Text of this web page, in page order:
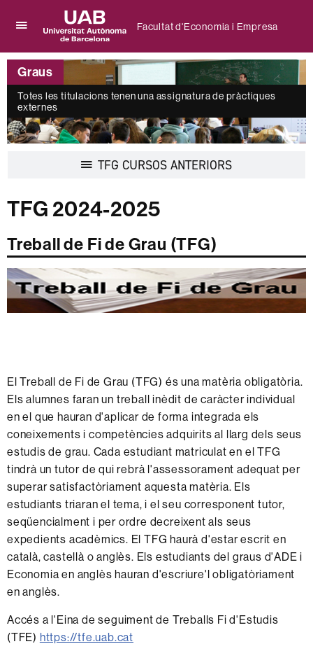
per
desplegar
el
menú
de
Facultat
d'Economia
i
Universitat
Autònoma
de
Barcelona
Facultat d'Economia i Empresa
Graus
Totes les titulacions tenen una assignatura de pràctiques
externes
TFG CURSOS ANTERIORS
TFG 2024-2025
Treball de Fi de Grau (TFG)
El Treball de Fi de Grau (TFG) és una matèria obligatòria.
Els alumnes faran un treball inèdit de caràcter individual
en el que hauran d'aplicar de forma integrada els
coneixements i competències adquirits al llarg dels seus
estudis de grau. Cada estudiant matriculat en el TFG
tindrà un tutor de qui rebrà l'assessorament adequat per
superar satisfactòriament aquesta matèria. Els
estudiants triaran el tema, i el seu corresponent tutor,
seqüencialment i per ordre decreixent als seus
expedients acadèmics. El TFG haurà d'estar escrit en
català, castellà o anglès. Els estudiants del graus d'ADE i
Economia en anglès hauran d'escriure'l obligatòriament
en anglès.
Accés a l'Eina de seguiment de Treballs Fi d'Estudis
(TFE) https://tfe.uab.cat